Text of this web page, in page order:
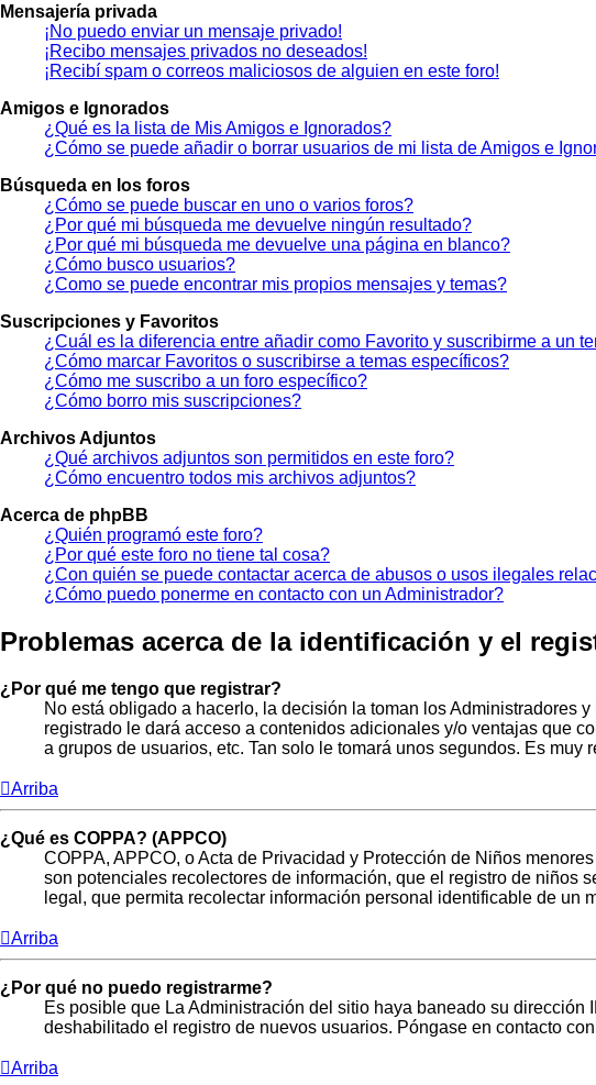
Mensajería privada
¡No puedo enviar un mensaje privado!
¡Recibo mensajes privados no deseados!
¡Recibí spam o correos maliciosos de alguien en este foro!
Amigos e Ignorados
¿Qué es la lista de Mis Amigos e Ignorados?
¿Cómo se puede añadir o borrar usuarios de mi lista de Amigos e
Búsqueda en los foros
¿Cómo se puede buscar en uno o varios foros?
¿Por qué mi búsqueda me devuelve ningún resultado?
¿Por qué mi búsqueda me devuelve una página en blanco?
¿Cómo busco usuarios?
¿Como se puede encontrar mis propios mensajes y temas?
Suscripciones y Favoritos
¿Cuál es la diferencia entre añadir como Favorito y suscribirme a un
¿Cómo marcar Favoritos o suscribirse a temas específicos?
¿Cómo me suscribo a un foro específico?
¿Cómo borro mis suscripciones?
Archivos Adjuntos
¿Qué archivos adjuntos son permitidos en este foro?
¿Cómo encuentro todos mis archivos adjuntos?
Acerca de phpBB
¿Quién programó este foro?
¿Por qué este foro no tiene tal cosa?
¿Con quién se puede contactar acerca de abusos o usos ilegales
¿Cómo puedo ponerme en contacto con un Administrador?
Problemas acerca de la identificación y el
¿Por qué me tengo que registrar?
No está obligado a hacerlo, la decisión la toman los Administradores
registrado le dará acceso a contenidos adicionales y/o ventajas que
a grupos de usuarios, etc. Tan solo le tomará unos segundos. Es muy
Arriba
¿Qué es COPPA? (APPCO)
COPPA, APPCO, o Acta de Privacidad y Protección de Niños
son potenciales recolectores de información, que el registro de niños
legal, que permita recolectar información personal identificable de un
Arriba
¿Por qué no puedo registrarme?
Es posible que La Administración del sitio haya baneado su
deshabilitado el registro de nuevos usuarios. Póngase en contacto
Arriba